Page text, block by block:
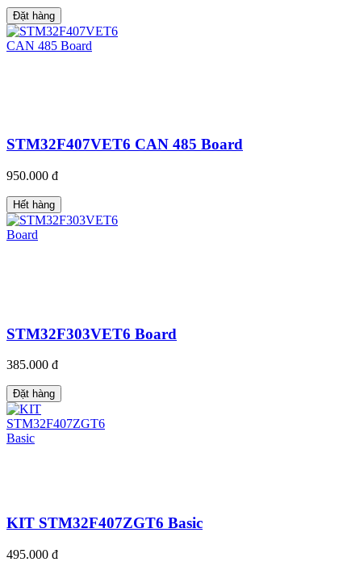
Đặt hàng
STM32F407VET6 CAN 485 Board
950.000 đ
Hết hàng
STM32F303VET6 Board
385.000 đ
Đặt hàng
KIT STM32F407ZGT6 Basic
495.000 đ